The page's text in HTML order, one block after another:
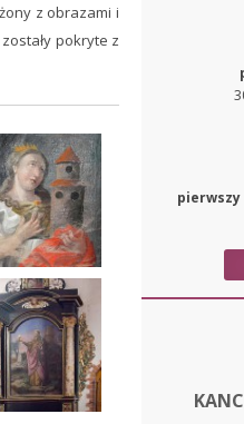
z obrazami i
pokryte z